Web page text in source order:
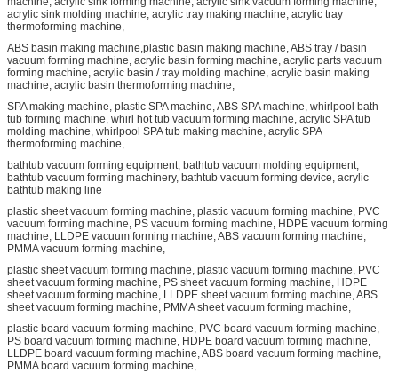
acrylic sink molding machine, acrylic tray making machine, acrylic tray
thermoforming machine,
ABS basin making machine,plastic basin making machine, ABS tray / basin
vacuum forming machine, acrylic basin forming machine, acrylic parts vacuum
forming machine, acrylic basin / tray molding machine, acrylic basin making
machine, acrylic basin thermoforming machine,
SPA making machine, plastic SPA machine, ABS SPA machine, whirlpool bath
tub forming machine, whirl hot tub vacuum forming machine, acrylic SPA tub
molding machine, whirlpool SPA tub making machine, acrylic SPA
thermoforming machine,
bathtub vacuum forming equipment, bathtub vacuum molding equipment,
bathtub vacuum forming machinery, bathtub vacuum forming device, acrylic
bathtub making line
plastic sheet vacuum forming machine, plastic vacuum forming machine, PVC
vacuum forming machine, PS vacuum forming machine, HDPE vacuum forming
machine, LLDPE vacuum forming machine, ABS vacuum forming machine,
PMMA vacuum forming machine,
plastic sheet vacuum forming machine, plastic vacuum forming machine, PVC
sheet vacuum forming machine, PS sheet vacuum forming machine, HDPE
sheet vacuum forming machine, LLDPE sheet vacuum forming machine, ABS
sheet vacuum forming machine, PMMA sheet vacuum forming machine,
plastic board vacuum forming machine, PVC board vacuum forming machine,
PS board vacuum forming machine, HDPE board vacuum forming machine,
LLDPE board vacuum forming machine, ABS board vacuum forming machine,
PMMA board vacuum forming machine,